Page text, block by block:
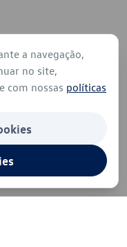
a navegação,
no site,
com nossas políticas